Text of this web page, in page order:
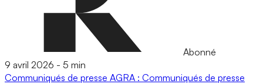
Abonné
9 avril 2026 - 5 min
Communiqués de presse AGRA : Communiqués de presse